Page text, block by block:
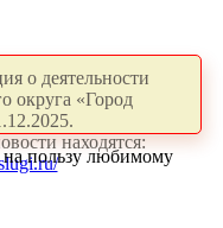
о деятельности
округа «Город
находятся:
пользу любимому